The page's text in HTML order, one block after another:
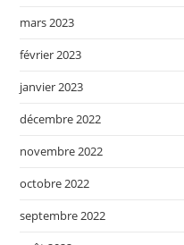
mars 2023
février 2023
janvier 2023
décembre 2022
novembre 2022
octobre 2022
septembre 2022